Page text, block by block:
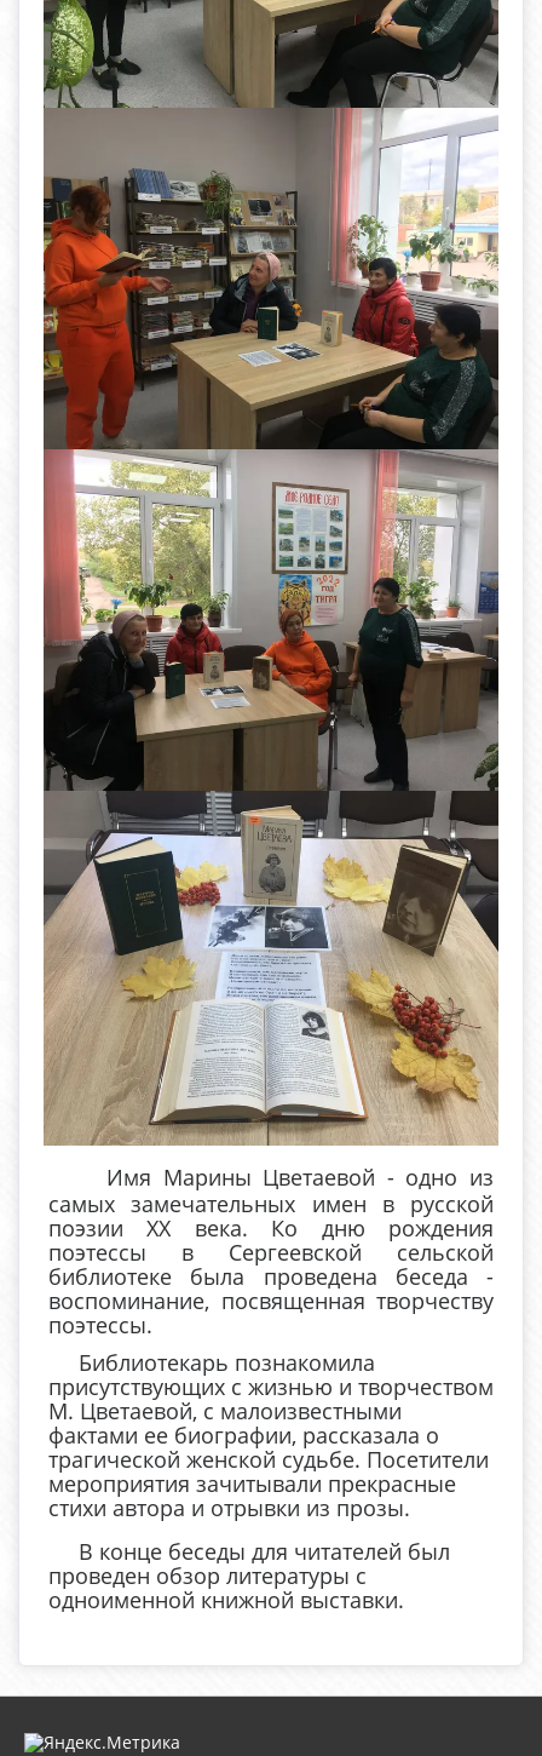
Имя Марины Цветаевой - одно из
самых замечательных имен в русской
поэзии XX века. Ко дню рождения
поэтессы в Сергеевской сельской
библиотеке была проведена беседа -
воспоминание, посвященная творчеству
поэтессы.
Библиотекарь познакомила
присутствующих с жизнью и творчеством
М. Цветаевой, с малоизвестными
фактами ее биографии, рассказала о
трагической женской судьбе. Посетители
мероприятия зачитывали прекрасные
стихи автора и отрывки из прозы.
В конце беседы для читателей был
проведен обзор литературы с
одноименной книжной выставки.